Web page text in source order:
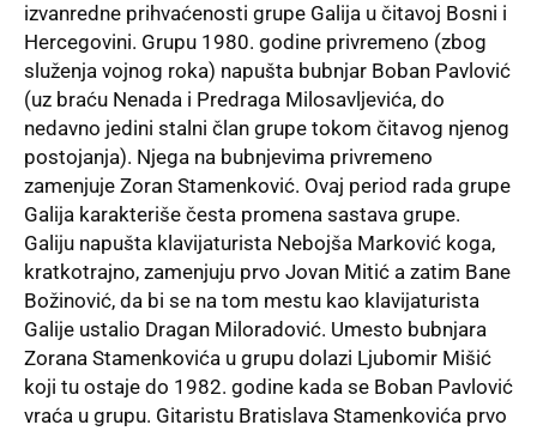
izvanredne prihvaćenosti grupe Galija u čitavoj Bosni i
Hercegovini. Grupu 1980. godine privremeno (zbog
služenja vojnog roka) napušta bubnjar Boban Pavlović
(uz braću Nenada i Predraga Milosavljevića, do
nedavno jedini stalni član grupe tokom čitavog njenog
postojanja). Njega na bubnjevima privremeno
zamenjuje Zoran Stamenković. Ovaj period rada grupe
Galija karakteriše česta promena sastava grupe.
Galiju napušta klavijaturista Nebojša Marković koga,
kratkotrajno, zamenjuju prvo Jovan Mitić a zatim Bane
Božinović, da bi se na tom mestu kao klavijaturista
Galije ustalio Dragan Miloradović. Umesto bubnjara
Zorana Stamenkovića u grupu dolazi Ljubomir Mišić
koji tu ostaje do 1982. godine kada se Boban Pavlović
vraća u grupu. Gitaristu Bratislava Stamenkovića prvo